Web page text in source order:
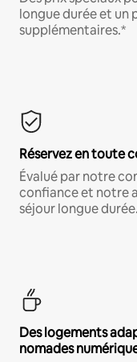
longue durée et un
supplémentaires.*
Réservez en toute
Évalué par notre
confiance et notre
séjour longue durée.
Des logements
nomades